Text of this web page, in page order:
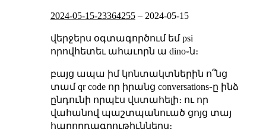
2024-05-15-23364255– 2024-05-15
վերջերս օգտագործում եմ psi
որովհետեւ ահաւորն ա dino֊ն։
բայց ապա իմ կոնտակտներին ո՞նց
տամ qr code որ իրանց conversations֊ը ինձ
ընդունի որպէս վստահելի։ ու որ
վահանով պաշտպանուած ցոյց տայ
հաղորդագրութիւններս։